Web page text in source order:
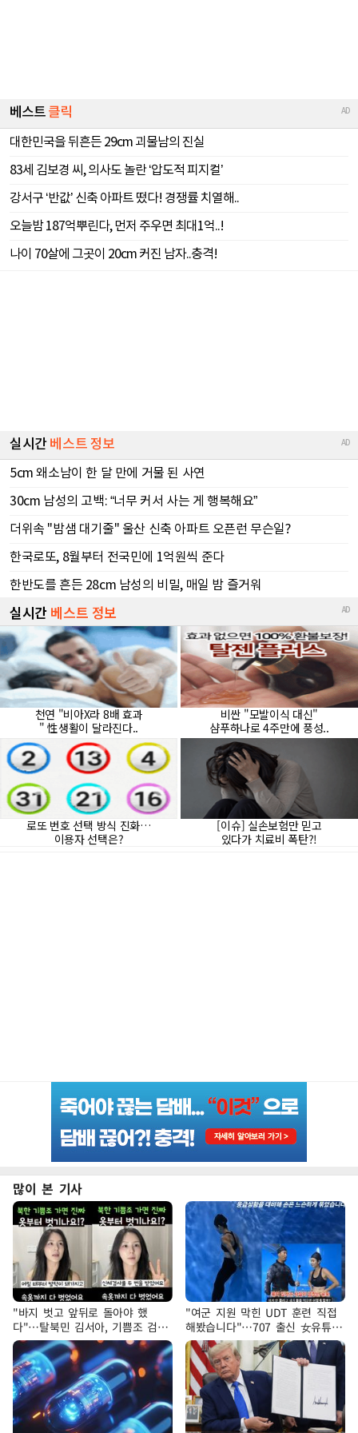
많이 본 기사
"바지 벗고 앞뒤로 돌아야 했
다"…탈북민 김서아, 기쁨조 검사
수치심 회상
"여군 지원 막힌 UDT 훈련 직접
해봤습니다"…707 출신 女유튜버
'완벽 소화'